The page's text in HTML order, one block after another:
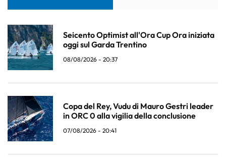
Seicento Optimist all'Ora Cup Ora iniziata
oggi sul Garda Trentino
08/08/2026 - 20:37
Copa del Rey, Vudu di Mauro Gestri leader
in ORC 0 alla vigilia della conclusione
07/08/2026 - 20:41